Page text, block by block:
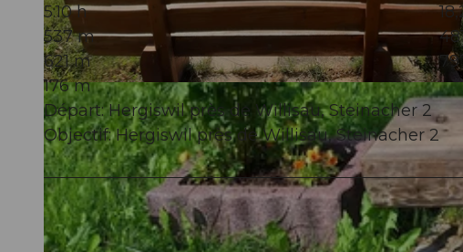
© Willisau Tourismus, Willisau Tourismus
5:10 h
537 m
621 m
176 m
Départ: Hergiswil près de Willisau, Steinacher 2
Objectif: Hergiswil près de Willisau, Steinacher 2